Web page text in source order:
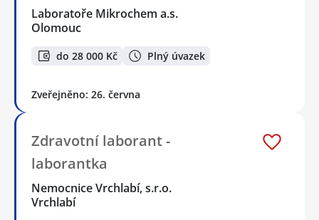
Laboratoře Mikrochem a.s.
Olomouc
do 28 000 Kč Plný úvazek
Zveřejněno: 26. června
Zdravotní laborant -
laborantka
Nemocnice Vrchlabí, s.r.o.
Vrchlabí